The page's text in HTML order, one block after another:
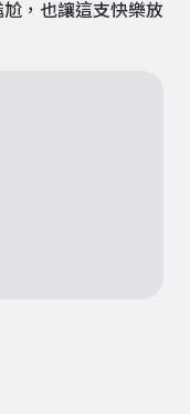
，也讓這支快樂放